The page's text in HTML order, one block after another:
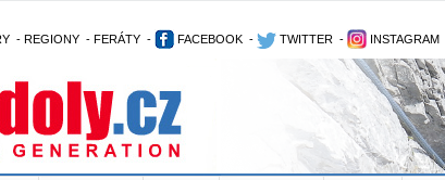
- REGIONY - FERÁTY - FACEBOOK - TWITTER - INSTAGRAM